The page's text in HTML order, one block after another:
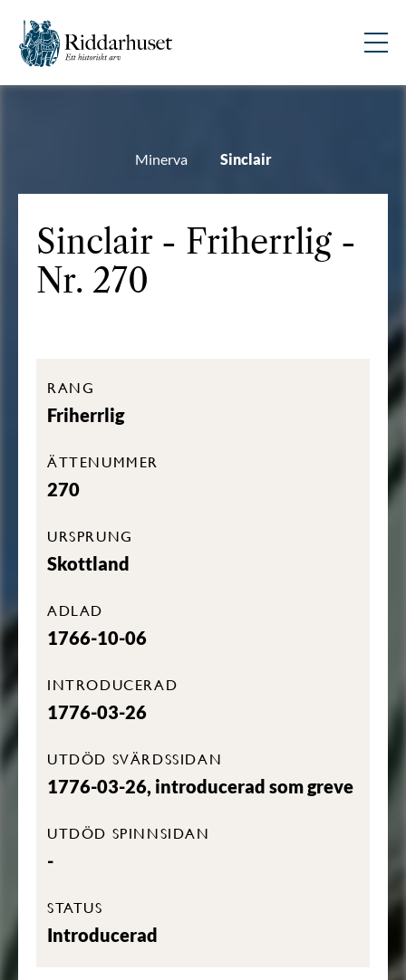
Minerva Sinclair
Sinclair - Friherrlig -
Nr. 270
RANG
Friherrlig
ÄTTENUMMER
270
URSPRUNG
Skottland
ADLAD
1766-10-06
INTRODUCERAD
1776-03-26
UTDÖD SVÄRDSSIDAN
1776-03-26, introducerad som greve
UTDÖD SPINNSIDAN
-
STATUS
Introducerad